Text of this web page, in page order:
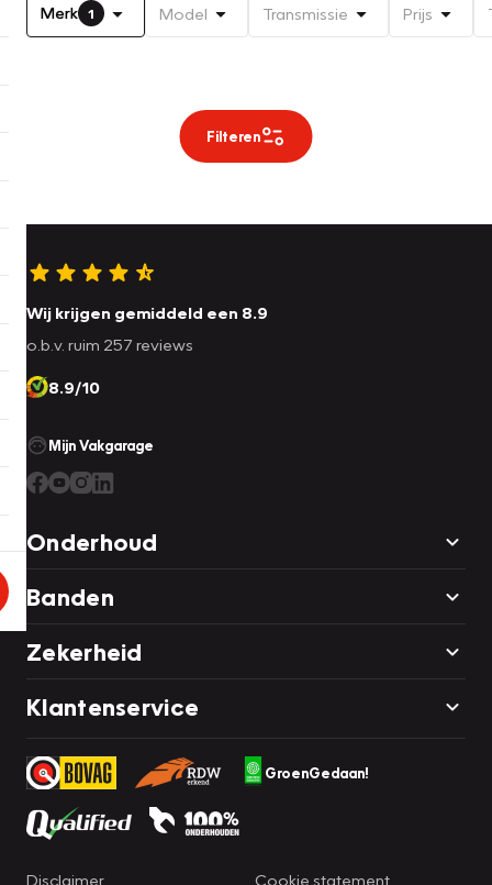
Merk 1 Model Transmissie Prijs
Filteren
Wij krijgen gemiddeld een 8.9
o.b.v. ruim 257 reviews
8.9/10
Mijn Vakgarage
Onderhoud
Banden
Zekerheid
Klantenservice
GroenGedaan!
Disclaimer Cookie statement